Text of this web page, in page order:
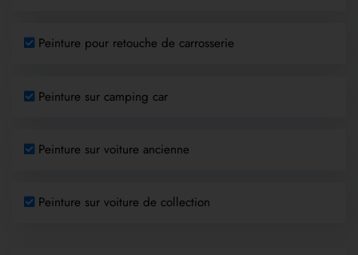
Peinture pour retouche de carrosserie
Peinture sur camping car
Peinture sur voiture ancienne
Peinture sur voiture de collection